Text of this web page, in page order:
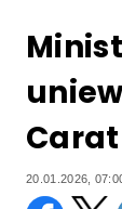
20.01.2026,